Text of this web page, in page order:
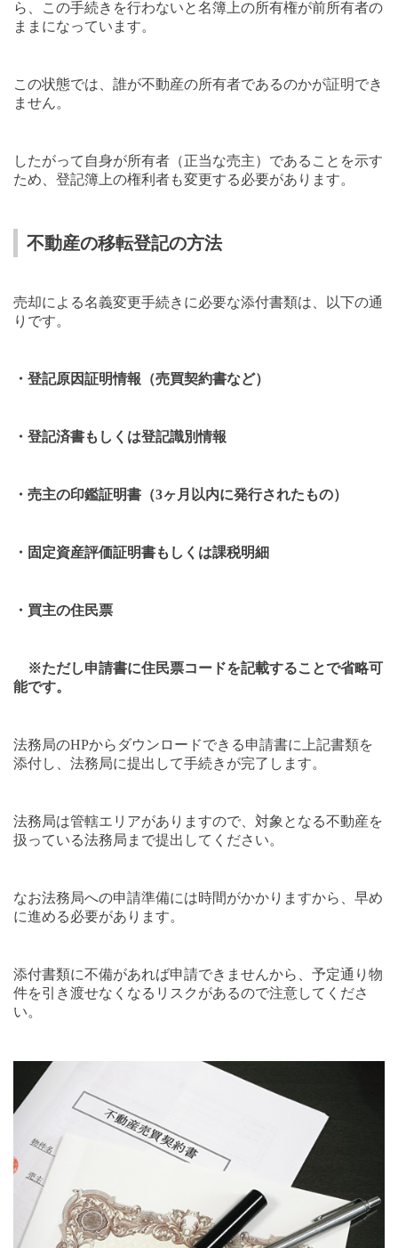
ら、この手続きを行わないと名簿上の所有権が前所有者の
ままになっています。
この状態では、誰が不動産の所有者であるのかが証明でき
ません。
したがって自身が所有者（正当な売主）であることを示す
ため、登記簿上の権利者も変更する必要があります。
不動産の移転登記の方法
売却による名義変更手続きに必要な添付書類は、以下の通
りです。
・登記原因証明情報（売買契約書など）
・登記済書もしくは登記識別情報
・売主の印鑑証明書（3ヶ月以内に発行されたもの）
・固定資産評価証明書もしくは課税明細
・買主の住民票
※ただし申請書に住民票コードを記載することで省略可
能です。
法務局のHPからダウンロードできる申請書に上記書類を
添付し、法務局に提出して手続きが完了します。
法務局は管轄エリアがありますので、対象となる不動産を
扱っている法務局まで提出してください。
なお法務局への申請準備には時間がかかりますから、早め
に進める必要があります。
添付書類に不備があれば申請できませんから、予定通り物
件を引き渡せなくなるリスクがあるので注意してくださ
い。